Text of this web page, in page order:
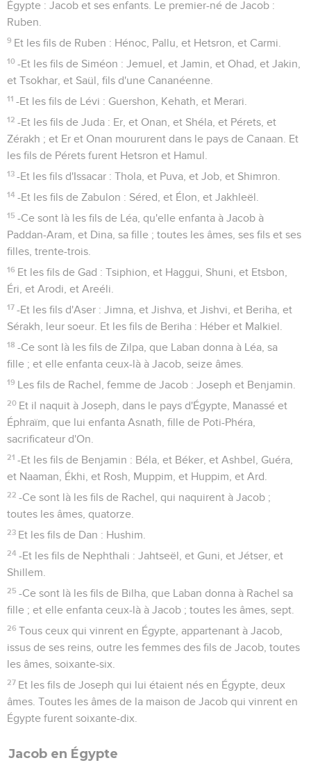
Égypte : Jacob et ses enfants. Le premier-né de Jacob :
Ruben.
9 Et les fils de Ruben : Hénoc, Pallu, et Hetsron, et Carmi.
10 -Et les fils de Siméon : Jemuel, et Jamin, et Ohad, et Jakin,
et Tsokhar, et Saül, fils d'une Cananéenne.
11 -Et les fils de Lévi : Guershon, Kehath, et Merari.
12 -Et les fils de Juda : Er, et Onan, et Shéla, et Pérets, et
Zérakh ; et Er et Onan moururent dans le pays de Canaan. Et
les fils de Pérets furent Hetsron et Hamul.
13 -Et les fils d'Issacar : Thola, et Puva, et Job, et Shimron.
14 -Et les fils de Zabulon : Séred, et Élon, et Jakhleël.
15 -Ce sont là les fils de Léa, qu'elle enfanta à Jacob à
Paddan-Aram, et Dina, sa fille ; toutes les âmes, ses fils et ses
filles, trente-trois.
16 Et les fils de Gad : Tsiphion, et Haggui, Shuni, et Etsbon,
Éri, et Arodi, et Areéli.
17 -Et les fils d'Aser : Jimna, et Jishva, et Jishvi, et Beriha, et
Sérakh, leur soeur. Et les fils de Beriha : Héber et Malkiel.
18 -Ce sont là les fils de Zilpa, que Laban donna à Léa, sa
fille ; et elle enfanta ceux-là à Jacob, seize âmes.
19 Les fils de Rachel, femme de Jacob : Joseph et Benjamin.
20 Et il naquit à Joseph, dans le pays d'Égypte, Manassé et
Éphraïm, que lui enfanta Asnath, fille de Poti-Phéra,
sacrificateur d'On.
21 -Et les fils de Benjamin : Béla, et Béker, et Ashbel, Guéra,
et Naaman, Ékhi, et Rosh, Muppim, et Huppim, et Ard.
22 -Ce sont là les fils de Rachel, qui naquirent à Jacob ;
toutes les âmes, quatorze.
23 Et les fils de Dan : Hushim.
24 -Et les fils de Nephthali : Jahtseël, et Guni, et Jétser, et
Shillem.
25 -Ce sont là les fils de Bilha, que Laban donna à Rachel sa
fille ; et elle enfanta ceux-là à Jacob ; toutes les âmes, sept.
26 Tous ceux qui vinrent en Égypte, appartenant à Jacob,
issus de ses reins, outre les femmes des fils de Jacob, toutes
les âmes, soixante-six.
27 Et les fils de Joseph qui lui étaient nés en Égypte, deux
âmes. Toutes les âmes de la maison de Jacob qui vinrent en
Égypte furent soixante-dix.
Jacob en Égypte